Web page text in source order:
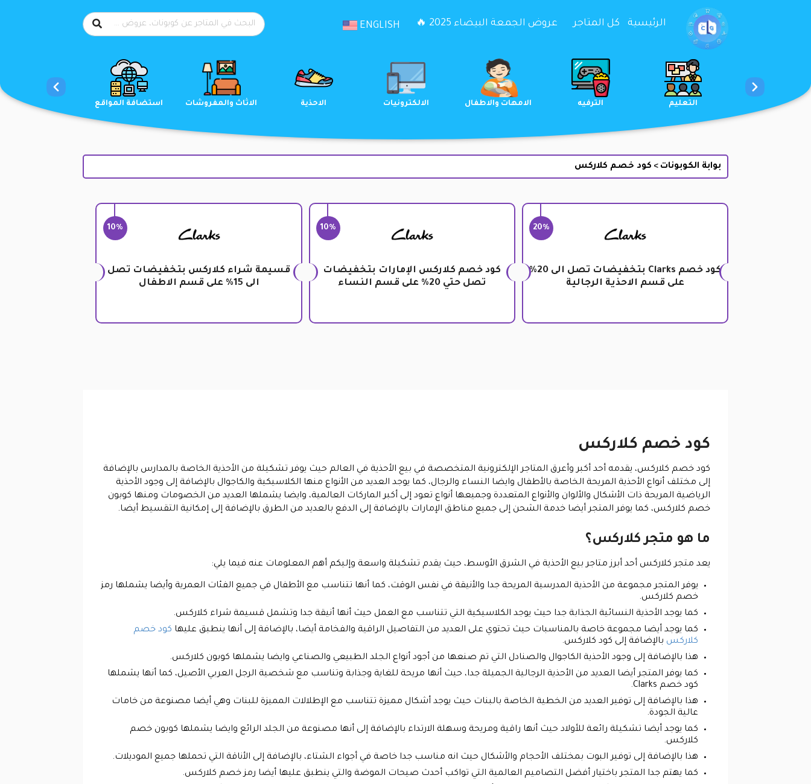
تخطي إلى المحتوى
الرئيسية كل المتاجر عروض الجمعة البيضاء 2025 🔥 ENGLISH
استضافة المواقع الاثاث والمفروشات الاحذية الالكترونيات الامهات والاطفال الترفيه التعليم الجمال والعناية الخدمات
بوابة الكوبونات > كود خصم كلاركس
20%
كود خصم Clarks بتخفيضات تصل الى 20%
على قسم الاحذية الرجالية
10%
كود خصم كلاركس الإمارات بتخفيضات
تصل حتي 20% على قسم النساء
10%
قسيمة شراء كلاركس بتخفيضات تصل
الى 15% على قسم الاطفال
كود خصم كلاركس
كود خصم كلاركس، يقدمه أحد أكبر وأعرق المتاجر الإلكترونية المتخصصة في بيع الأحذية في العالم حيث يوفر تشكيلة من الأحذية الخاصة بالمدارس بالإضافة
إلى مختلف أنواع الأحذية المريحة الخاصة بالأطفال وايضا النساء والرجال، كما يوجد العديد من الأنواع منها الكلاسيكية والكاجوال بالإضافة إلى وجود الأحذية
الرياضية المريحة ذات الأشكال والألوان والأنواع المتعددة وجميعها أنواع تعود إلى أكبر الماركات العالمية، وايضا يشملها العديد من الخصومات ومنها كوبون
خصم كلاركس، كما يوفر المتجر أيضا خدمة الشحن إلى جميع مناطق الإمارات بالإضافة إلى الدفع بالعديد من الطرق بالإضافة إلى إمكانية التقسيط أيضا.
ما هو متجر كلاركس؟
يعد متجر كلاركس أحد أبرز متاجر بيع الأحذية في الشرق الأوسط، حيث يقدم تشكيلة واسعة وإليكم أهم المعلومات عنه فيما يلي:
يوفر المتجر مجموعة من الأحذية المدرسية المريحة جدا والأنيقة في نفس الوقت، كما أنها تتناسب مع الأطفال في جميع الفئات العمرية وأيضا يشملها رمز
خصم كلاركس.
كما يوجد الأحذية النسائية الجذابة جدا حيث يوجد الكلاسيكية التي تتناسب مع العمل حيث أنها أنيقة جدا وتشمل قسيمة شراء كلاركس.
كما يوجد أيضا مجموعة خاصة بالمناسبات حيث تحتوي على العديد من التفاصيل الراقية والفخامة أيضا، بالإضافة إلى أنها ينطبق عليها كود خصم
كلاركس بالإضافة إلى كود كلاركس.
هذا بالإضافة إلى وجود الأحذية الكاجوال والصنادل التي تم صنعها من أجود أنواع الجلد الطبيعي والصناعي وايضا يشملها كوبون كلاركس.
كما يوفر المتجر أيضا العديد من الأحذية الرجالية الجميلة جدا، حيث أنها مريحة للغاية وجذابة وتناسب مع شخصية الرجل العربي الأصيل، كما أنها يشملها
كود خصم Clarks.
هذا بالإضافة إلى توفير العديد من الخطية الخاصة بالبنات حيث يوجد أشكال مميزة تتناسب مع الإطلالات المميزة للبنات وهي أيضا مصنوعة من خامات
عالية الجودة.
كما يوجد أيضا تشكيلة رائعة للأولاد حيث أنها راقية ومريحة وسهلة الارتداء بالإضافة إلى أنها مصنوعة من الجلد الرائع وايضا يشملها كوبون خصم
كلاركس.
هذا بالإضافة إلى توفير البوت بمختلف الأحجام والأشكال حيث انه مناسب جدا خاصة في أجواء الشتاء، بالإضافة إلى الأناقة التي تحملها جميع الموديلات.
كما يهتم جدا المتجر باختيار أفضل التصاميم العالمية التي تواكب أحدث صيحات الموضة والتي ينطبق عليها أيضا رمز خصم كلاركس.